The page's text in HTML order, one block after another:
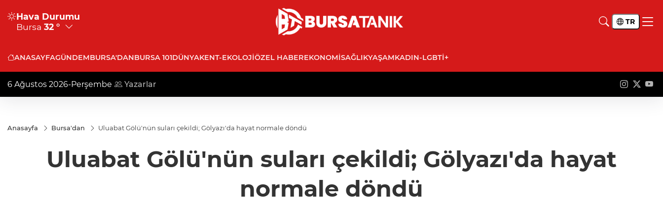
Hava Durumu
Bursa 32 ° TR
ANASAYFAGÜNDEMBURSA'DANBURSA 101DÜNYAKENT-EKOLOJIÖZEL HABEREKONOMISAĞLIKYAŞAMKADIN-LGBTİ+
6 Ağustos 2026-Perşembe Yazarlar
Anasayfa Bursa'dan Uluabat Gölü'nün suları çekildi; Gölyazı'da hayat normale döndü
Uluabat Gölü'nün suları çekildi; Gölyazı'da hayat
normale döndü